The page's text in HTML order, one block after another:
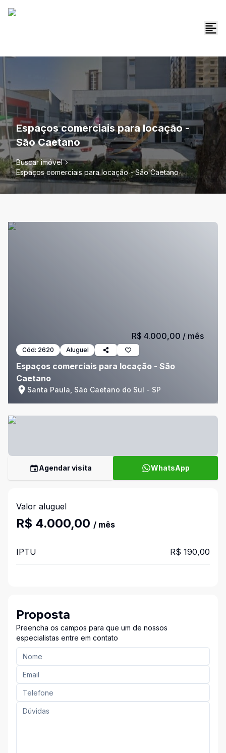
Espaços comerciais para locação -
São Caetano
Buscar imóvel
Espaços comerciais para locação - São Caetano
Cód: 2620 Aluguel
Espaços comerciais para locação - São
Caetano
Santa Paula, São Caetano do Sul - SP
R$ 4.000,00 / mês
Agendar visita WhatsApp
Valor aluguel
R$ 4.000,00 / mês
IPTU R$ 190,00
Proposta
Preencha os campos para que um de nossos
especialistas entre em contato